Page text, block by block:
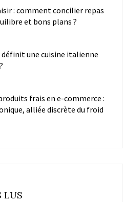
: comment concilier repas
et bons plans ?
définit une cuisine italienne
frais en e-commerce :
alliée discrète du froid
LUS